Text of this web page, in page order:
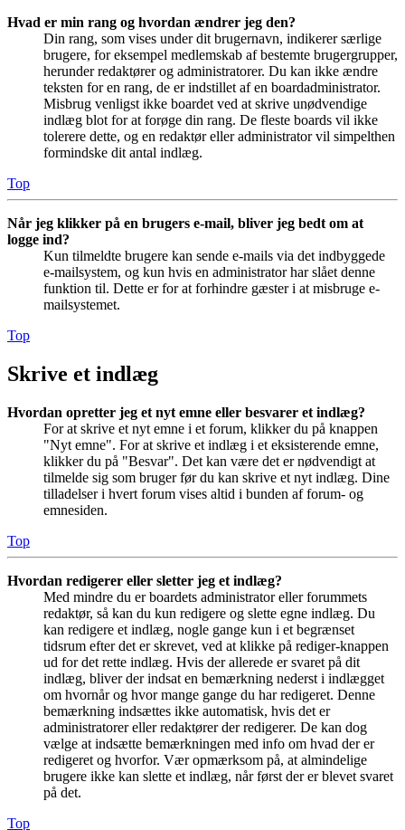
Hvad er min rang og hvordan ændrer jeg den?
Din rang, som vises under dit brugernavn, indikerer særlige
brugere, for eksempel medlemskab af bestemte brugergrupper,
herunder redaktører og administratorer. Du kan ikke ændre
teksten for en rang, de er indstillet af en boardadministrator.
Misbrug venligst ikke boardet ved at skrive unødvendige
indlæg blot for at forøge din rang. De fleste boards vil ikke
tolerere dette, og en redaktør eller administrator vil simpelthen
formindske dit antal indlæg.
Top
Når jeg klikker på en brugers e-mail, bliver jeg bedt om at
logge ind?
Kun tilmeldte brugere kan sende e-mails via det indbyggede
e-mailsystem, og kun hvis en administrator har slået denne
funktion til. Dette er for at forhindre gæster i at misbruge e-
mailsystemet.
Top
Skrive et indlæg
Hvordan opretter jeg et nyt emne eller besvarer et indlæg?
For at skrive et nyt emne i et forum, klikker du på knappen
"Nyt emne". For at skrive et indlæg i et eksisterende emne,
klikker du på "Besvar". Det kan være det er nødvendigt at
tilmelde sig som bruger før du kan skrive et nyt indlæg. Dine
tilladelser i hvert forum vises altid i bunden af forum- og
emnesiden.
Top
Hvordan redigerer eller sletter jeg et indlæg?
Med mindre du er boardets administrator eller forummets
redaktør, så kan du kun redigere og slette egne indlæg. Du
kan redigere et indlæg, nogle gange kun i et begrænset
tidsrum efter det er skrevet, ved at klikke på rediger-knappen
ud for det rette indlæg. Hvis der allerede er svaret på dit
indlæg, bliver der indsat en bemærkning nederst i indlægget
om hvornår og hvor mange gange du har redigeret. Denne
bemærkning indsættes ikke automatisk, hvis det er
administratorer eller redaktører der redigerer. De kan dog
vælge at indsætte bemærkningen med info om hvad der er
redigeret og hvorfor. Vær opmærksom på, at almindelige
brugere ikke kan slette et indlæg, når først der er blevet svaret
på det.
Top